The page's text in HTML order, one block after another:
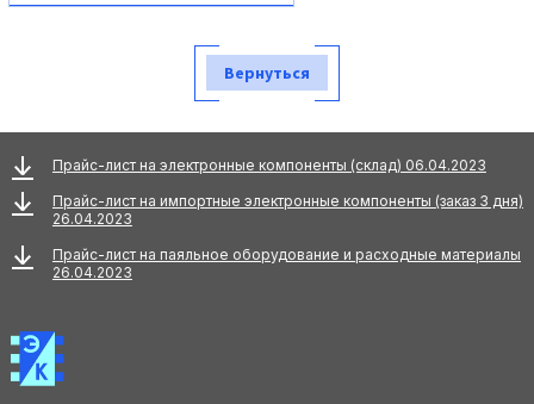
Вернуться
Прайс-лист на электронные компоненты (склад) 06.04.2023
Прайс-лист на импортные электронные компоненты (заказ 3 дня)
26.04.2023
Прайс-лист на паяльное оборудование и расходные материалы
26.04.2023